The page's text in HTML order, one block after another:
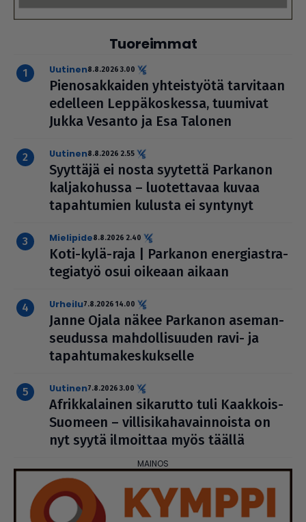
Tuoreimmat
uutinen8.8.2026 3.00
Pie­no­sak­kai­den yhteis­työtä tarvitaan
edelleen Lep­pä­kos­kessa, tuumivat
Jukka Vesanto ja Esa Talonen
uutinen8.8.2026 2.55
Syyttäjä ei nosta syytettä Parkanon
kal­ja­ko­hussa – luo­tet­ta­vaa kuvaa
tapah­tu­mien kulusta ei syntynyt
mielipide8.8.2026 2.40
Koti-kylä-raja | Parkanon ener­gi­ast­ra­
te­gi­a­työ osui oikeaan aikaan
urheilu7.8.2026 14.00
Janne Ojala näkee Parkanon ase­man­
seu­dussa mah­dol­li­suu­den ravi- ja
tapah­tu­ma­kes­kuk­selle
uutinen7.8.2026 3.00
Afrik­ka­lai­nen sikarutto tuli Kaakkois-
Suomeen – vil­li­si­ka­ha­vain­noista on
nyt syytä ilmoittaa myös täällä